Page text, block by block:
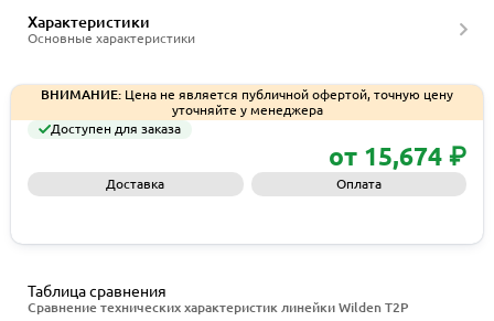
Характеристики
Основные характеристики
ВНИМАНИЕ: Цена не является публичной офертой, точную цену
уточняйте у менеджера
Доступен для заказа
от 15,674 ₽
Доставка Оплата
Сравнение технических характеристик линейки Wilden T2P
Таблица сравнения